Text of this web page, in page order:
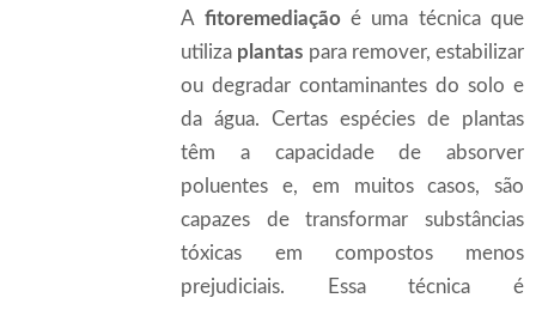
A fitoremediaçãoé uma técnica que
utiliza plantas para remover, estabilizar
ou degradar contaminantes do solo e
da água. Certas espécies de plantas
têm a capacidade de absorver
poluentes e, em muitos casos, são
capazes de transformar substâncias
tóxicas em compostos menos
prejudiciais. Essa técnica é